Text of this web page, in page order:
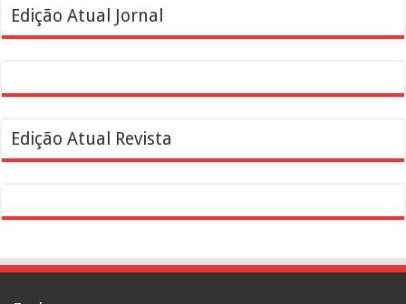
Edição Atual Jornal
Edição Atual Revista